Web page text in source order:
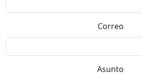
Correo
Asunto